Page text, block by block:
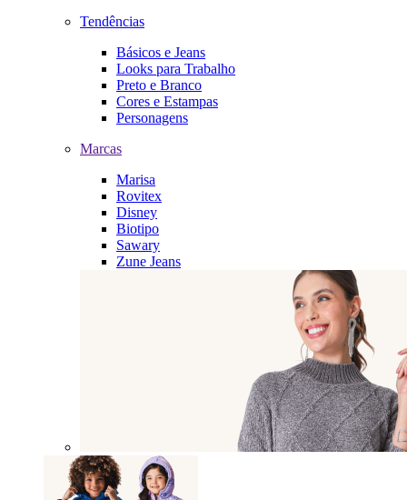
Tendências
Básicos e Jeans
Looks para Trabalho
Preto e Branco
Cores e Estampas
Personagens
Marcas
Marisa
Rovitex
Disney
Biotipo
Sawary
Zune Jeans